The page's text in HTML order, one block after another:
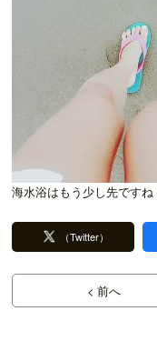
海水浴はもう少し先ですね
（Twitter）
< 前へ